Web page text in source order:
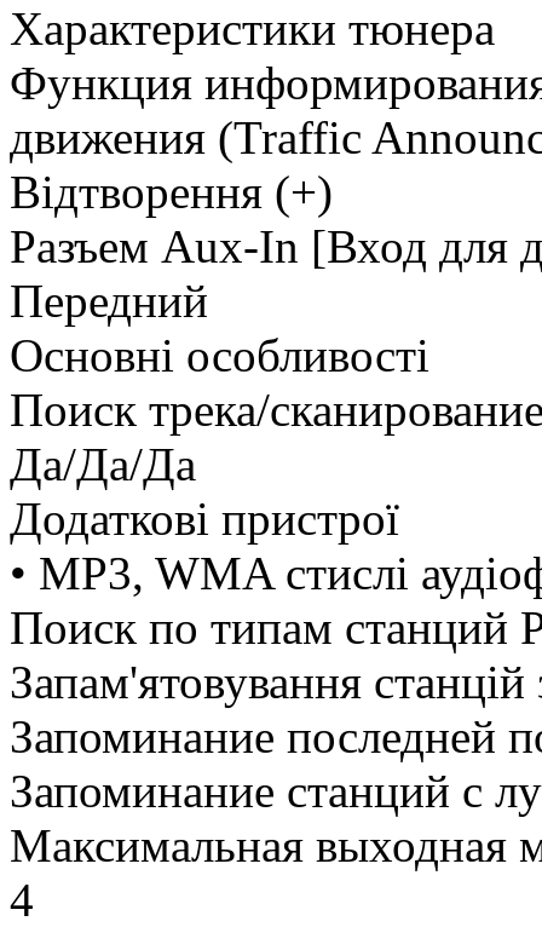
Характеристики тюнера
Функция
движения (Traffic
Відтворення (+)
Разъем Aux-In [Вход для
Передний
Основні особливості
Поиск трека/
Да/Да/Да
Додаткові пристрої
• MP3, WMA стислі
Поиск по типам станций
Запам'ятовування
Запоминание последней
Запоминание станций с
Максимальная выходная
4